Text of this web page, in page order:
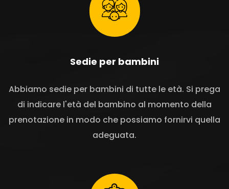
Sedie per bambini
Abbiamo sedie per bambini di tutte le età. Si prega
di indicare l'età del bambino al momento della
prenotazione in modo che possiamo fornirvi quella
adeguata.